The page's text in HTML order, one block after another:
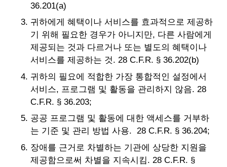
36.201(a)
귀하에게 혜택이나 서비스를 효과적으로 제공하
기 위해 필요한 경우가 아니지만, 다른 사람에게
제공되는 것과 다르거나 또는 별도의 혜택이나
서비스를 제공하는 것. 28 C.F.R. § 36.202(b)
귀하의 필요에 적합한 가장 통합적인 설정에서
서비스, 프로그램 및 활동을 관리하지 않음. 28
C.F.R. § 36.203;
공공 프로그램 및 활동에 대한 액세스를 거부하
는 기준 및 관리 방법 사용. 28 C.F.R. § 36.204;
장애를 근거로 차별하는 기관에 상당한 지원을
제공함으로써 차별을 지속시킴. 28 C.F.R. §